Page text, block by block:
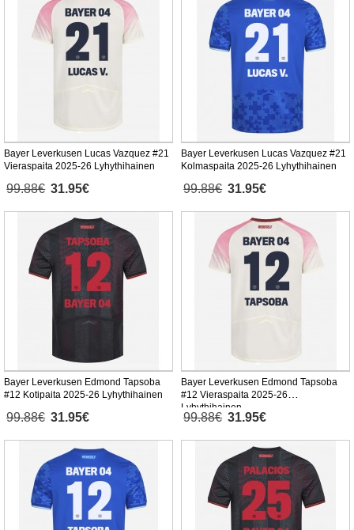
Bayer Leverkusen Lucas Vazquez #21
Vieraspaita 2025-26 Lyhythihainen
99.88€ 31.95€
Bayer Leverkusen Lucas Vazquez #21
Kolmaspaita 2025-26 Lyhythihainen
99.88€ 31.95€
Bayer Leverkusen Edmond Tapsoba
#12 Kotipaita 2025-26 Lyhythihainen
99.88€ 31.95€
Bayer Leverkusen Edmond Tapsoba
#12 Vieraspaita 2025-26
Lyhythihainen
99.88€ 31.95€